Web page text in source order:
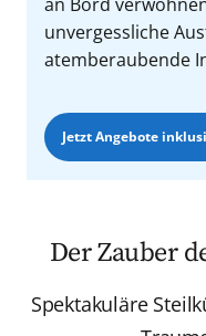
unvergessliche
atemberaubende
Jetzt Angebote
Der Zauber
Spektakuläre